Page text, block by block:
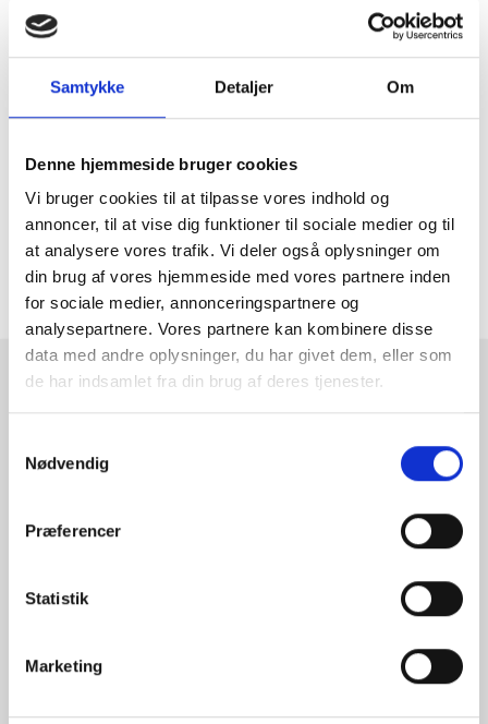
Samtykke Detaljer Om
Denne hjemmeside bruger cookies
Vi bruger cookies til at tilpasse vores indhold og
annoncer, til at vise dig funktioner til sociale medier og til
at analysere vores trafik. Vi deler også oplysninger om
din brug af vores hjemmeside med vores partnere inden
for sociale medier, annonceringspartnere og
analysepartnere. Vores partnere kan kombinere disse
data med andre oplysninger, du har givet dem, eller som
de har indsamlet fra din brug af deres tjenester.
Nødvendig
Præferencer
Statistik
Marketing
MERE INFORMATION
ANMELDELSER
RAMMESHOPPEN.DK
Ove Jensens Allé 31
Åbningstider for kontor